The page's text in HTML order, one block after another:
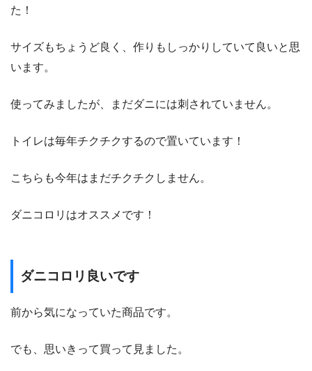
た！
サイズもちょうど良く、作りもしっかりしていて良いと思
います。
使ってみましたが、まだダニには刺されていません。
トイレは毎年チクチクするので置いています！
こちらも今年はまだチクチクしません。
ダニコロリはオススメです！
ダニコロリ良いです
前から気になっていた商品です。
でも、思いきって買って見ました。